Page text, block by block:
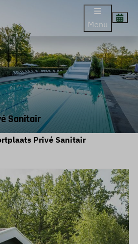
Menu
Sanitair
Privé Sanitair